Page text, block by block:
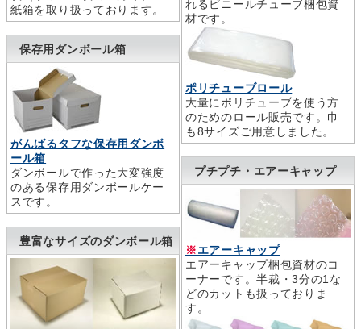
紙箱を取り扱っております。
保存用ダンボール箱
がんばるタフな保存用ダンボ
ール箱
ダンボールで作った大変強度
のある保存用ダンボールケー
スです。
豊富なサイズのダンボール箱
れるビニールチューブ梱包資
材です。
ポリチューブロール
大量にポリチューブを使う方
のためのロール販売です。巾
も8サイズご用意しました。
プチプチ・エアーキャップ
※エアーキャップ
エアーキャップ梱包資材のコ
ーナーです。半裁・3分の1な
どのカットも扱っておりま
す。